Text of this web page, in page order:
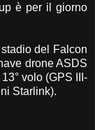
è per il giorno
del Falcon
drone ASDS
volo (GPS III-
Starlink).